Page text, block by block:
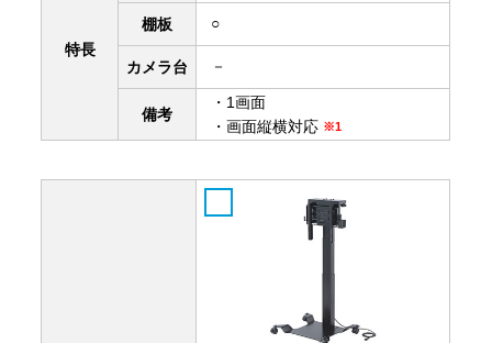
特長
棚板 ○
カメラ台 －
備考
・1画面
・画面縦横対応 ※1